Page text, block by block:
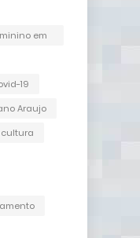
em
19
Araujo
cultura